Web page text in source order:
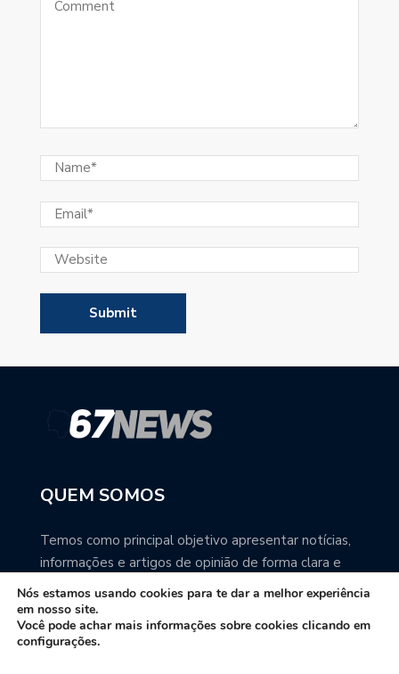
QUEM SOMOS
Temos como principal objetivo apresentar notícias,
informações e artigos de opinião de forma clara e
precisa. Você pode ter a total certeza que o
67NEWS é uma excelente fonte de informação
sobre Mato Grosso do Sul.
Nós estamos usando cookies para te dar a melhor experiência
em nosso site.
Você pode achar mais informações sobre cookies clicando em
configurações.